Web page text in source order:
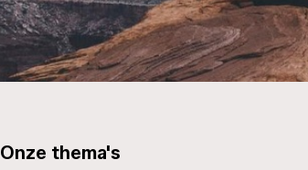
Onze thema's